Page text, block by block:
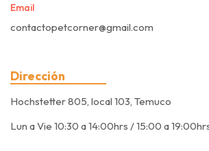
Email
contactopetcorner@gmail.com
Dirección
Hochstetter 805, local 103, Temuco
Lun a Vie 10:30 a 14:00hrs / 15:00 a